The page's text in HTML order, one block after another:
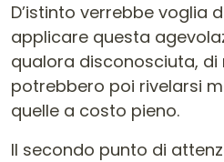
D’istinto verrebbe voglia
applicare questa
qualora disconosciuta,
potrebbero poi rivelarsi
quelle a costo pieno.
Il secondo punto di